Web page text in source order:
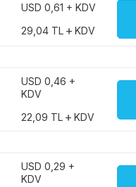
USD 0,61 + KDV
29,04TL KDV
USD 0,46 +
KDV
22,09 TL KDV
USD 0,29 +
KDV